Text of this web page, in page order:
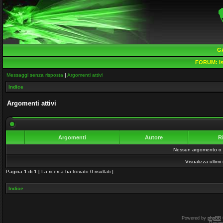
FORUM:
Messaggi senza risposta | Argomenti attivi
Indice
Argomenti attivi
Argomenti Autore
Nessun argomento o
Visualizza ultimi
Pagina 1 di 1 [ La ricerca ha trovato 0 risultati ]
Indice
Powered by phpBB